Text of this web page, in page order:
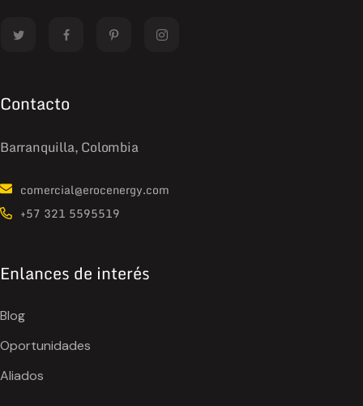
Contacto
Barranquilla, Colombia
comercial@erocenergy.com
+57 321 5595519
Enlances de interés
Blog
Oportunidades
Aliados